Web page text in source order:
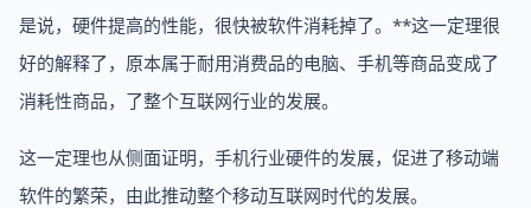
是说，硬件提高的性能，很快被软件消耗掉了。**这一定理很
好的解释了，原本属于耐用消费品的电脑、手机等商品变成了
消耗性商品，了整个互联网行业的发展。
这一定理也从侧面证明，手机行业硬件的发展，促进了移动端
软件的繁荣，由此推动整个移动互联网时代的发展。